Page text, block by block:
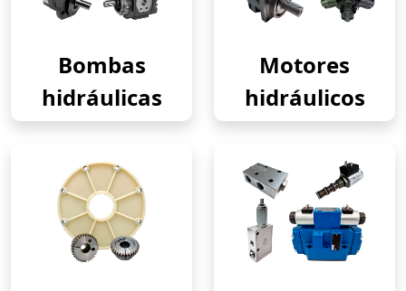
Bombas
hidráulicas
Motores
hidráulicos